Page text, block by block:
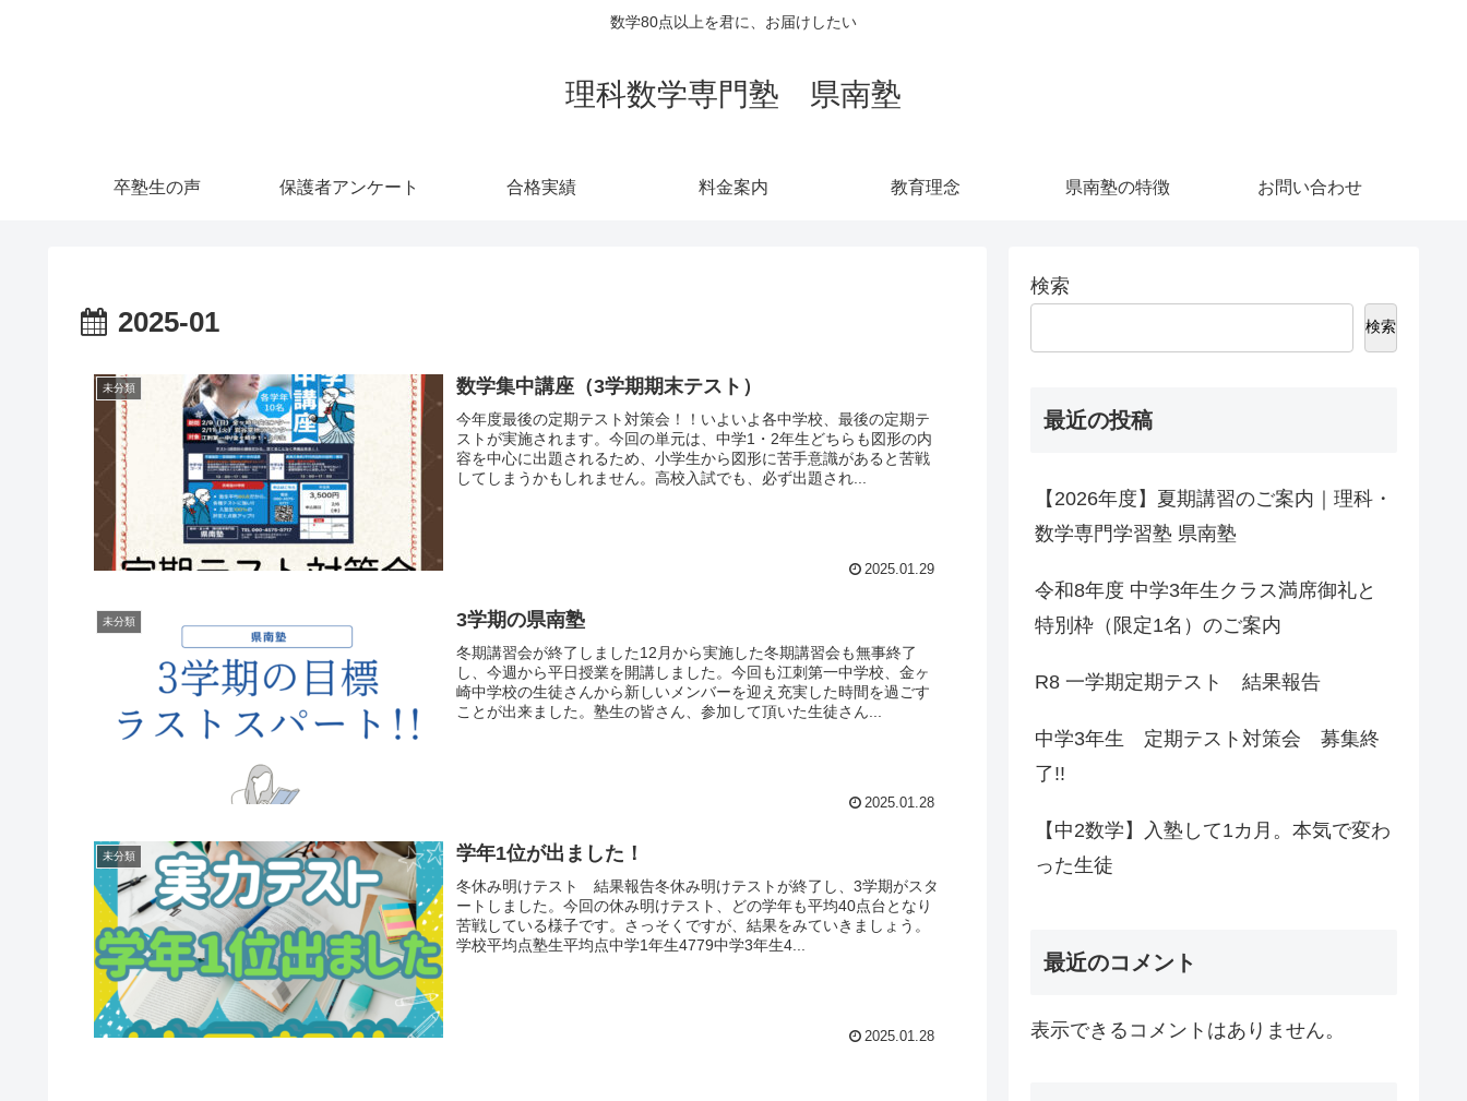
数学80点以上を君に、お届けしたい
理科数学専門塾 県南塾
卒塾生の声 保護者アンケート 合格実績 料金案内 教育理念 県南塾の特徴 お問い合わせ
2025-01
未分類 数学集中講座（3学期期末テスト）
今年度最後の定期テスト対策会！！いよいよ各中学校、最後の定期テ
ストが実施されます。今回の単元は、中学1・2年生どちらも図形の内
容を中心に出題されるため、小学生から図形に苦手意識があると苦戦
してしまうかもしれません。高校入試でも、必ず出題され...
2025.01.29
未分類 3学期の県南塾
冬期講習会が終了しました12月から実施した冬期講習会も無事終了
し、今週から平日授業を開講しました。今回も江刺第一中学校、金ヶ
崎中学校の生徒さんから新しいメンバーを迎え充実した時間を過ごす
ことが出来ました。塾生の皆さん、参加して頂いた生徒さん...
2025.01.28
未分類 学年1位が出ました！
冬休み明けテスト 結果報告冬休み明けテストが終了し、3学期がスタ
ートしました。今回の休み明けテスト、どの学年も平均40点台となり
苦戦している様子です。さっそくですが、結果をみていきましょう。
学校平均点塾生平均点中学1年生4779中学3年生4...
2025.01.28
検索
検索
最近の投稿
【2026年度】夏期講習のご案内｜理科・
数学専門学習塾 県南塾
令和8年度 中学3年生クラス満席御礼と
特別枠（限定1名）のご案内
R8 一学期定期テスト 結果報告
中学3年生 定期テスト対策会 募集終
了!!
【中2数学】入塾して1カ月。本気で変わ
った生徒
最近のコメント
表示できるコメントはありません。